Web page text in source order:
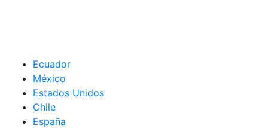
Ecuador
México
Estados Unidos
Chile
España